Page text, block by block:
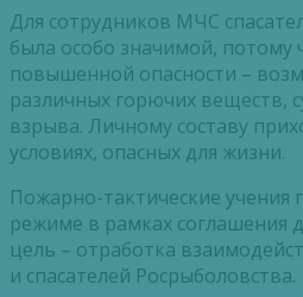
Для сотрудников МЧС
была особо значимой, потому
повышенной опасности –
различных горючих веществ,
взрыва. Личному составу
условиях, опасных для жизни.
Пожарно-тактические
режиме в рамках соглашения
цель – отработка
и спасателей Росрыболовства.